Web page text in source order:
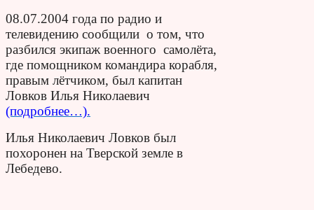
08.07.2004 года по радио и
телевидению сообщили о том, что
разбился экипаж военного самолёта,
где помощником командира корабля,
правым лётчиком, был капитан
Ловков Илья Николаевич
(подробнее…).
Илья Николаевич Ловков был
похоронен на Тверской земле в
Лебедево.